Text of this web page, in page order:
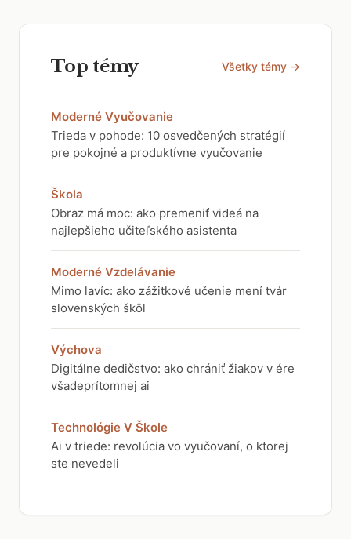
Top témy Všetky témy →
Moderné Vyučovanie
Trieda v pohode: 10 osvedčených stratégií
pre pokojné a produktívne vyučovanie
Škola
Obraz má moc: ako premeniť videá na
najlepšieho učiteľského asistenta
Moderné Vzdelávanie
Mimo lavíc: ako zážitkové učenie mení tvár
slovenských škôl
Výchova
Digitálne dedičstvo: ako chrániť žiakov v ére
všadeprítomnej ai
Technológie V Škole
Ai v triede: revolúcia vo vyučovaní, o ktorej
ste nevedeli